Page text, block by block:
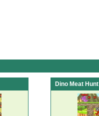
Dino Meat Hunt